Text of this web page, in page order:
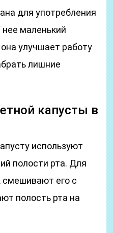
для употребления
маленький
улучшает работу
лишние
капусты в
используют
полости рта. Для
смешивают его с
полость рта на